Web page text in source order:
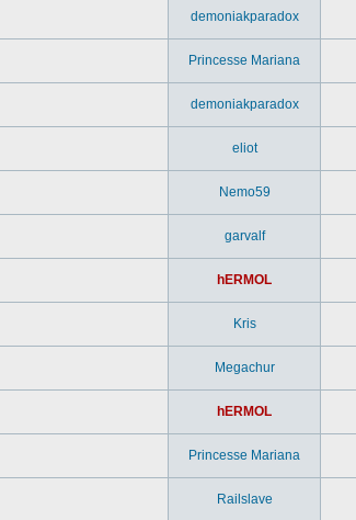
demoniakparadox
Princesse Mariana
demoniakparadox
eliot
Nemo59
garvalf
hERMOL
Kris
Megachur
hERMOL
Princesse Mariana
Railslave